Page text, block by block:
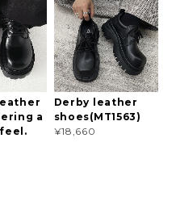
a
Derby leather
shoes(MT1563)
¥18,660